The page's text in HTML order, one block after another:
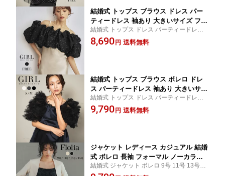
結婚式 トップス ブラウス ドレス パー
ティードレス 袖あり 大きいサイズ フォ
ーマルドレス ショート丈 半袖 二次会
披露宴 お呼ばれ 上品 他と被らない 体
結婚式 トップス ドレス パーティードレス
ブラウス ブラック 黒 フリーサイズ FREE
パーティー 謝恩会 発表会 演奏会 同窓会 五
8,690 円 送料無料
結婚式 トップス ブラウス ボレロ ドレ
ス パーティードレス 袖あり 大きいサイ
ズ フォーマルドレス ショート丈 半袖
二次会 披露宴 お呼ばれ 上品 他と被ら
結婚式 トップス ドレス パーティードレス
ブラウス ボレロ ブラック グレー アイボリ
ー 黒 白 S M パーティー 謝恩会 発表会 演奏
9,790 円 送料無料
ジャケット レディース カジュアル 結婚
式 ボレロ 長袖 フォーマル ノーカラー
ジャケット カラーレス 羽織り お呼ばれ
結婚式 ジャケット ボレロ 9号 11号 13号 15
号 ブラック アイボリー 白 黒 20代 30代 40